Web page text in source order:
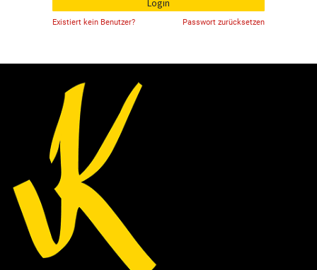
Login
Existiert kein Benutzer? Passwort zurücksetzen